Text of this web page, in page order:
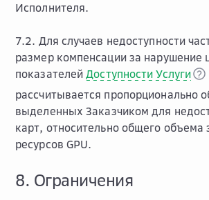
Исполнителя.
7.2. Для случаев недоступности
размер компенсации за нарушение
показателейДоступности Услуги
рассчитывается пропорционально
выделенных Заказчиком для
карт, относительно общего объема
ресурсов GPU.
8. Ограничения